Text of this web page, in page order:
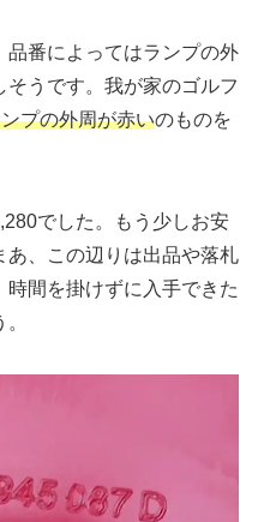
品番によってはランプの外
うです。我が家のゴルフ
プの外周が赤いのものを
でした。もう少しお安
あ、この辺りは出品や落札
間を掛けずに入手できた